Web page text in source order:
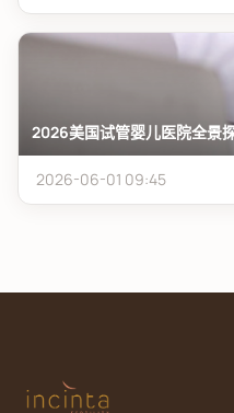
2026美国试管婴儿医院全景
2026-06-01 09:45